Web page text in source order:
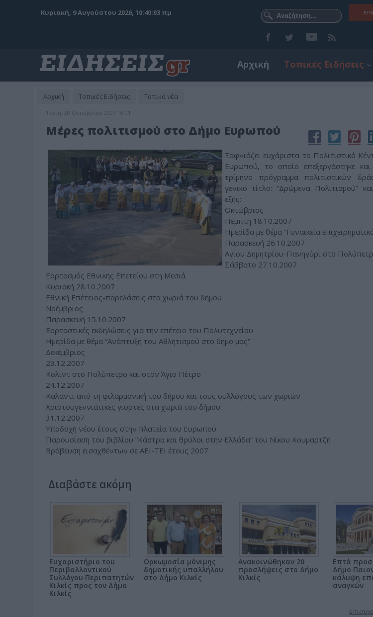
Κυριακή, 9 Αυγούστου 2026, 10:40:05 πμ
Αρχική Τοπικές Ειδήσεις
Αρχική Τοπικές Ειδήσεις Τοπικά νέα
Τρίτη, 30 Οκτωβρίου 2007 10:01
Μέρες πολιτισμού στο Δήμο Ευρωπού
Ξαφνιάζει ευχάριστα το Πολιτιστικό
Ευρωπού, το οποίο επεξεργάστηκε
τρίμηνο πρόγραμμα πολιτιστικών
γενικό τίτλο: “Δρώμενα Πολιτισμού”
εξής:
Οκτώβριος
Πέμπτη 18.10.2007
Ημερίδα με θέμα “Γυναικεία
Παρασκευή 26.10.2007
Αγίου Δημητρίου-Πανηγύρι στο
Σάββατο 27.10.2007
Εορτασμός Εθνικής Επετείου στη Μεσιά
Κυριακή 28.10.2007
Εθνική Επέτειος-παρελάσεις στα χωριά του δήμου
Νοέμβριος
Παρασκευή 15.10.2007
Εορταστικές εκδηλώσεις για την επέτειο του Πολυτεχνείου
Ημερίδα με θέμα “Ανάπτυξη του Αθλητισμού στο δήμο μας”
Δεκέμβριος
23.12.2007
Κολιντ στο Πολύπετρο και στον Άγιο Πέτρο
24.12.2007
Καλαντι από τη φιλαρμονική του δήμου και τους συλλόγους των χωριών
Χριστουγεννιάτικες γιορτές στα χωριά του δήμου
31.12.2007
Υποδοχή νέου έτους στην πλατεία του Ευρωπού
Παρουσίαση του βιβλίου “Κάστρα και θρύλοι στην Ελλάδα” του Νίκου Κουμαρτζή
Βράβευση εισαχθέντων σε ΑΕΙ-ΤΕΙ έτους 2007
Διαβάστε ακόμη
Ευχαριστήριο του
Περιβαλλοντικού
Συλλόγου Περιπατητών
Κιλκίς προς τον Δήμο
Κιλκίς
Ορκωμοσία μόνιμης
δημοτικής υπαλλήλου
στο Δήμο Κιλκίς
Ανακοινώθηκαν 20
προσλήψεις στο Δήμο
Κιλκίς
Επτά
Δήμο
κάλυψη
αναγκών